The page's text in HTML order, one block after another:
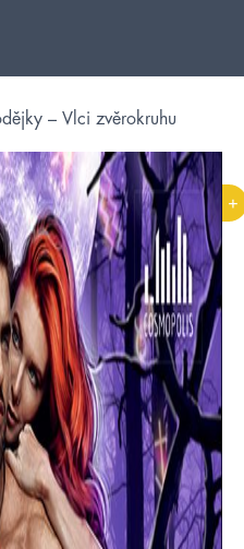
– Vlci zvěrokruhu
+